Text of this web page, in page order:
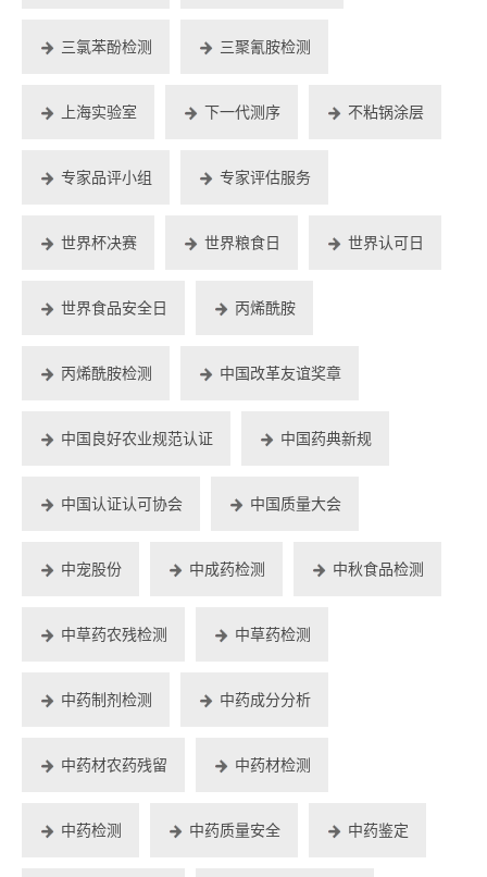
三氯苯酚检测 三聚氰胺检测
上海实验室 下一代测序 不粘锅涂层
专家品评小组 专家评估服务
世界杯决赛 世界粮食日 世界认可日
世界食品安全日 丙烯酰胺
丙烯酰胺检测 中国改革友谊奖章
中国良好农业规范认证 中国药典新规
中国认证认可协会 中国质量大会
中宠股份 中成药检测 中秋食品检测
中草药农残检测 中草药检测
中药制剂检测 中药成分分析
中药材农药残留 中药材检测
中药检测 中药质量安全 中药鉴定